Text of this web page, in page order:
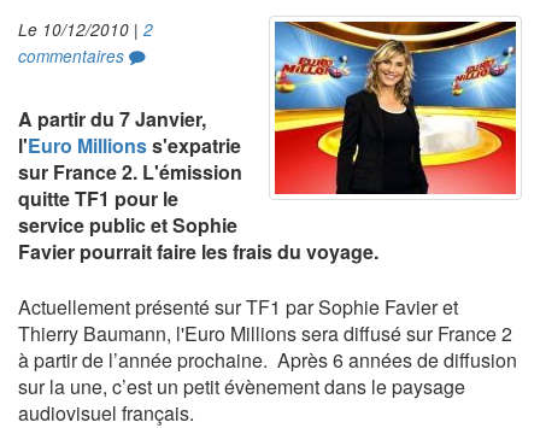
Le 10/12/2010 | 2
commentaires
A partir du 7 Janvier,
l'Euro Millionss'expatrie
sur France 2. L'émission
quitte TF1 pour le
service public et Sophie
Favier pourrait faire les frais du voyage.
Actuellement présenté sur TF1 par Sophie Favier et
Thierry Baumann, l'Euro Millions sera diffusé sur France 2
à partir de l’année prochaine. Après 6 années de diffusion
sur la une, c’est un petit évènement dans le paysage
audiovisuel français.